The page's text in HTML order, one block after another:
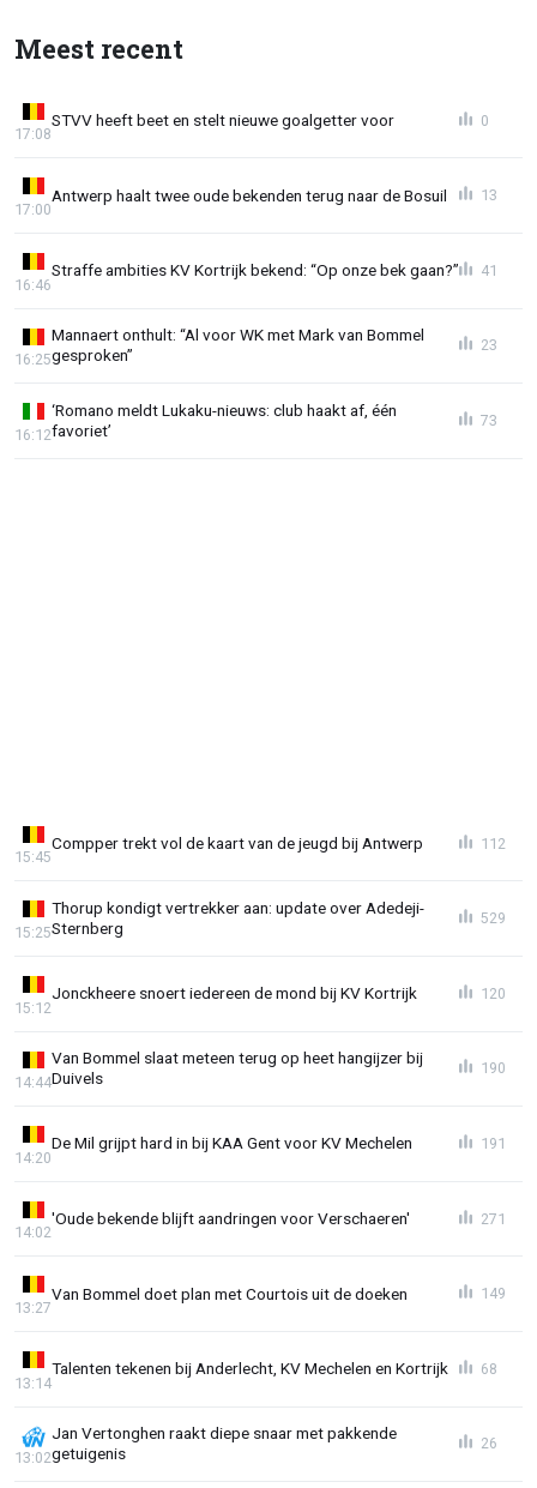
Meest recent
STVV heeft beet en stelt nieuwe goalgetter voor
17:08
0
Antwerp haalt twee oude bekenden terug naar de Bosuil
17:00
13
Straffe ambities KV Kortrijk bekend: “Op onze bek gaan?”
16:46
41
Mannaert onthult: “Al voor WK met Mark van Bommel
gesproken”
16:25
23
‘Romano meldt Lukaku-nieuws: club haakt af, één
favoriet’
16:12
73
Compper trekt vol de kaart van de jeugd bij Antwerp
15:45
112
Thorup kondigt vertrekker aan: update over Adedeji-
Sternberg
15:25
529
Jonckheere snoert iedereen de mond bij KV Kortrijk
15:12
120
Van Bommel slaat meteen terug op heet hangijzer bij
Duivels
14:44
190
De Mil grijpt hard in bij KAA Gent voor KV Mechelen
14:20
191
'Oude bekende blijft aandringen voor Verschaeren'
14:02
271
Van Bommel doet plan met Courtois uit de doeken
13:27
149
Talenten tekenen bij Anderlecht, KV Mechelen en Kortrijk
13:14
68
Jan Vertonghen raakt diepe snaar met pakkende
getuigenis
13:02
26